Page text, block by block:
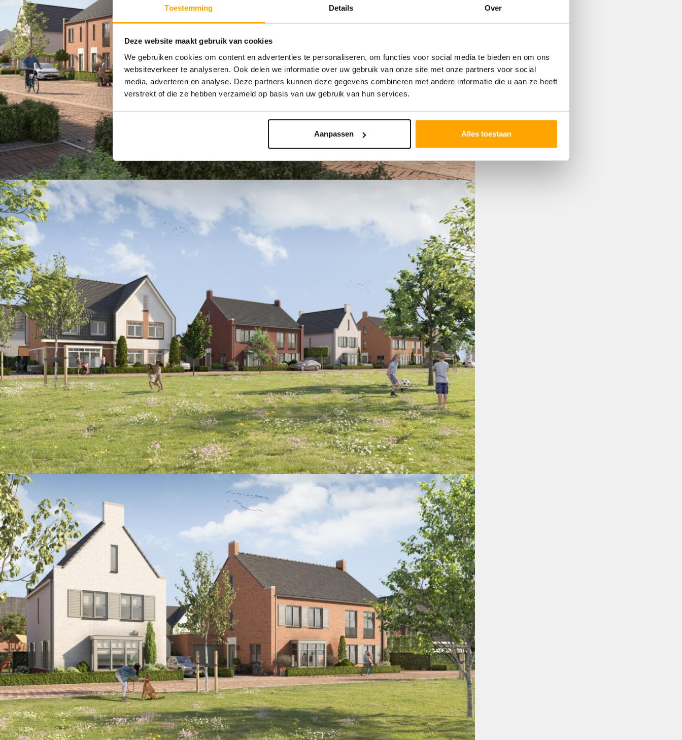
Toestemming Details Over
Deze website maakt gebruik van cookies
We gebruiken cookies om content en advertenties te personaliseren, om functies voor social media te bieden en om ons
websiteverkeer te analyseren. Ook delen we informatie over uw gebruik van onze site met onze partners voor social
media, adverteren en analyse. Deze partners kunnen deze gegevens combineren met andere informatie die u aan ze heeft
verstrekt of die ze hebben verzameld op basis van uw gebruik van hun services.
Aanpassen Alles toestaan